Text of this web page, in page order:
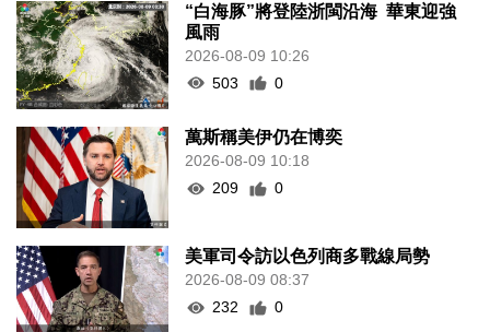
“白海豚”將登陸浙閩沿海 華東迎強
風雨
2026-08-09 10:26
503
0
萬斯稱美伊仍在博奕
2026-08-09 10:18
209
0
美軍司令訪以色列商多戰線局勢
2026-08-09 08:37
232
0